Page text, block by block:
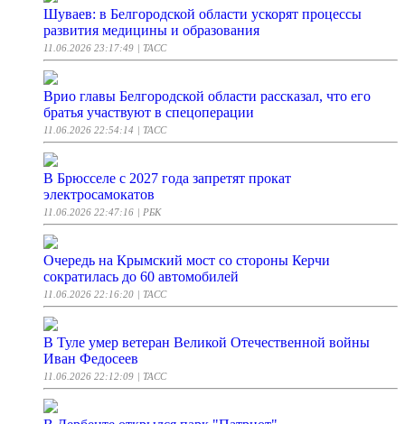
Шуваев: в Белгородской области ускорят процессы
развития медицины и образования
11.06.2026 23:17:49 | ТАСС
Врио главы Белгородской области рассказал, что его
братья участвуют в спецоперации
11.06.2026 22:54:14 | ТАСС
В Брюсселе с 2027 года запретят прокат
электросамокатов
11.06.2026 22:47:16 | РБК
Очередь на Крымский мост со стороны Керчи
сократилась до 60 автомобилей
11.06.2026 22:16:20 | ТАСС
В Туле умер ветеран Великой Отечественной войны
Иван Федосеев
11.06.2026 22:12:09 | ТАСС